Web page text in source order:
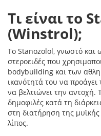
Τι είναι το
(Winstrol);
Το Stanozolol, γνωστό και
στεροειδές που
bodybuilding και των
ικανότητά του να
να βελτιώνει την αντοχή.
δημοφιλές κατά τη
στη διατήρηση της
λίπος.